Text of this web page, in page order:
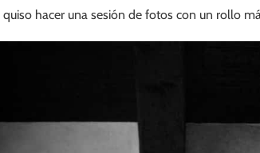
quiso hacer una sesión de fotos con un rollo